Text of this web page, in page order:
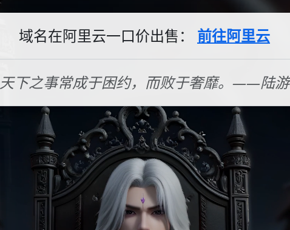
域名在阿里云一口价出售： 前往阿里云
天下之事常成于困约，而败于奢靡。——陆游